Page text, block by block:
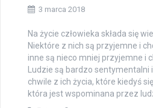
3 marca 2018
Na życie człowieka składa się
Niektóre z nich są przyjemne i
inne są nieco mniej przyjemne i
Ludzie są bardzo
chwile z ich życia, które kiedyś
która jest wspominana przez